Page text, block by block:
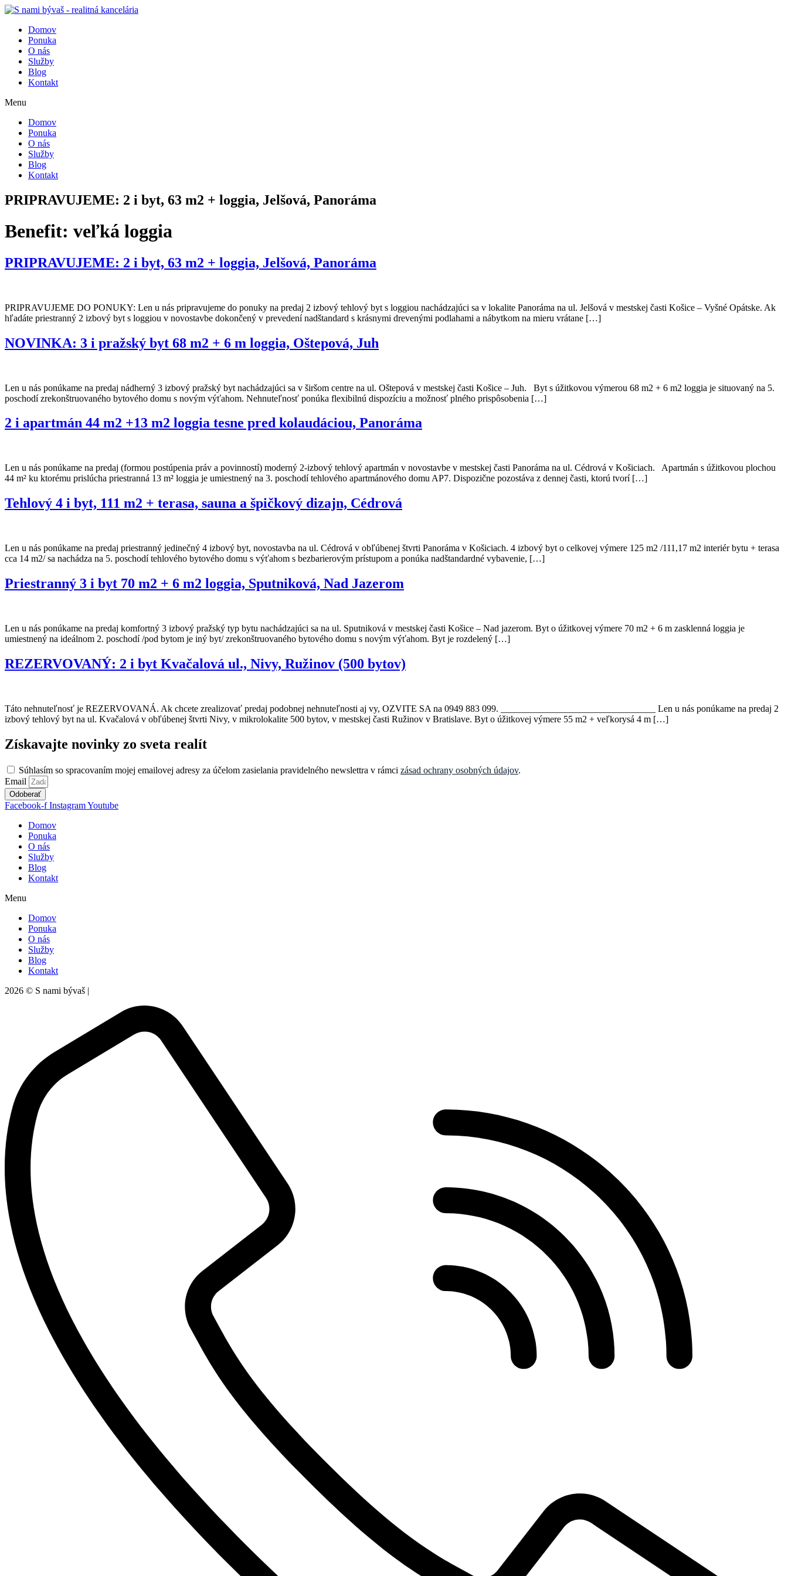
Domov
Ponuka
O nás
Služby
Blog
Kontakt
Menu
Domov
Ponuka
O nás
Služby
Blog
Kontakt
PRIPRAVUJEME: 2 i byt, 63 m2 + loggia, Jelšová, Panoráma
Benefit: veľká loggia
PRIPRAVUJEME: 2 i byt, 63 m2 + loggia, Jelšová, Panoráma
PRIPRAVUJEME DO PONUKY: Len u nás pripravujeme do ponuky na predaj 2 izbový tehlový byt s loggiou nachádzajúci sa v lokalite Panoráma na ul. Jelšová v mestskej časti Košice – Vyšné Opátske. Ak
hľadáte priestranný 2 izbový byt s loggiou v novostavbe dokončený v prevedení nadštandard s krásnymi drevenými podlahami a nábytkom na mieru vrátane […]
NOVINKA: 3 i pražský byt 68 m2 + 6 m loggia, Oštepová, Juh
Len u nás ponúkame na predaj nádherný 3 izbový pražský byt nachádzajúci sa v širšom centre na ul. Oštepová v mestskej časti Košice – Juh. Byt s úžitkovou výmerou 68 m2 + 6 m2 loggia je situovaný na 5.
poschodí zrekonštruovaného bytového domu s novým výťahom. Nehnuteľnosť ponúka flexibilnú dispozíciu a možnosť plného prispôsobenia […]
2 i apartmán 44 m2 +13 m2 loggia tesne pred kolaudáciou, Panoráma
Len u nás ponúkame na predaj (formou postúpenia práv a povinností) moderný 2-izbový tehlový apartmán v novostavbe v mestskej časti Panoráma na ul. Cédrová v Košiciach. Apartmán s úžitkovou plochou
44 m² ku ktorému prislúcha priestranná 13 m² loggia je umiestnený na 3. poschodí tehlového apartmánového domu AP7. Dispozične pozostáva z dennej časti, ktorú tvorí […]
Tehlový 4 i byt, 111 m2 + terasa, sauna a špičkový dizajn, Cédrová
Len u nás ponúkame na predaj priestranný jedinečný 4 izbový byt, novostavba na ul. Cédrová v obľúbenej štvrti Panoráma v Košiciach. 4 izbový byt o celkovej výmere 125 m2 /111,17 m2 interiér bytu + terasa
cca 14 m2/ sa nachádza na 5. poschodí tehlového bytového domu s výťahom s bezbarierovým prístupom a ponúka nadštandardné vybavenie, […]
Priestranný 3 i byt 70 m2 + 6 m2 loggia, Sputniková, Nad Jazerom
Len u nás ponúkame na predaj komfortný 3 izbový pražský typ bytu nachádzajúci sa na ul. Sputniková v mestskej časti Košice – Nad jazerom. Byt o úžitkovej výmere 70 m2 + 6 m zasklenná loggia je
umiestnený na ideálnom 2. poschodí /pod bytom je iný byt/ zrekonštruovaného bytového domu s novým výťahom. Byt je rozdelený […]
REZERVOVANÝ: 2 i byt Kvačalová ul., Nivy, Ružinov (500 bytov)
Táto nehnuteľnosť je REZERVOVANÁ. Ak chcete zrealizovať predaj podobnej nehnuteľnosti aj vy, OZVITE SA na 0949 883 099. _________________________________ Len u nás ponúkame na predaj 2
izbový tehlový byt na ul. Kvačalová v obľúbenej štvrti Nivy, v mikrolokalite 500 bytov, v mestskej časti Ružinov v Bratislave. Byt o úžitkovej výmere 55 m2 + veľkorysá 4 m […]
Získavajte novinky zo sveta realít
Súhlasím so spracovaním mojej emailovej adresy za účelom zasielania pravidelného newslettra v rámci zásad ochrany osobných údajov.
Email
Odoberať
Facebook-f InstagramYoutube
Domov
Ponuka
O nás
Služby
Blog
Kontakt
Menu
Domov
Ponuka
O nás
Služby
Blog
Kontakt
2026 © S nami bývaš |